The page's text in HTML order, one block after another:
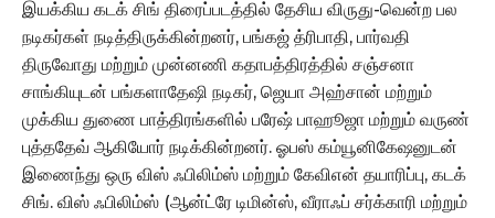
இயக்கிய கடக் சிங் திரைப்படத்தில் தேசிய விருது-வென்ற பல
நடிகர்கள் நடித்திருக்கின்றனர், பங்கஜ் த்ரிபாதி, பார்வதி
திருவோது மற்றும் முன்னணி கதாபத்திரத்தில் சஞ்சனா
சாங்கியுடன் பங்களாதேஷி நடிகர், ஜெயா அஹ்சான் மற்றும்
முக்கிய துணை பாத்திரங்களில் பரேஷ் பாஹூஜா மற்றும் வருண்
புத்ததேவ் ஆகியோர் நடிக்கின்றனர். ஓபஸ் கம்யூனிகேஷனுடன்
இணைந்து ஒரு விஸ் ஃபிலிம்ஸ் மற்றும் கேவிஎன் தயாரிப்பு, கடக்
சிங். விஸ் ஃபிலிம்ஸ் (ஆன்ட்ரே டிமின்ஸ், வீராஃப் சர்க்காரி மற்றும்